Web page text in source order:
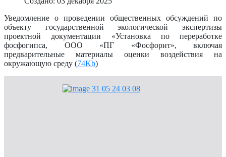
Уведомление о проведении общественных обсуждений по
объекту государственной экологической экспертизы
проектной документации «Установка по переработке
фосфогипса, ООО «ПГ «Фосфорит», включая
предварительные материалы оценки воздействия на
окружающую среду (74Kb)